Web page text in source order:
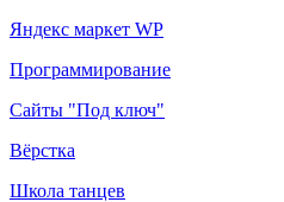
Яндекс маркет WP
Программирование
Сайты "Под ключ"
Вёрстка
Школа танцев